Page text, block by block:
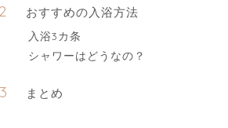
おすすめの入浴方法
入浴3カ条
シャワーはどうなの？
まとめ